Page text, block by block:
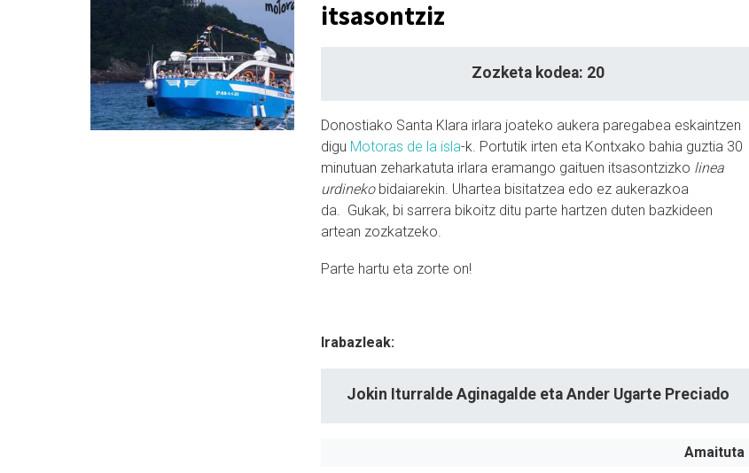
itsasontziz
Zozketa kodea: 20
Donostiako Santa Klara irlara joateko aukera paregabea eskaintzen
digu Motoras de la isla-k. Portutik irten eta Kontxako bahia guztia 30
minutuan zeharkatuta irlara eramango gaituen itsasontzizko linea
urdinekobidaiarekin. Uhartea bisitatzea edo ez aukerazkoa
da. Gukak, bi sarrera bikoitz ditu parte hartzen duten bazkideen
artean zozkatzeko.
Parte hartu eta zorte on!
Irabazleak:
Jokin Iturralde Aginagalde eta Ander Ugarte Preciado
Amaituta